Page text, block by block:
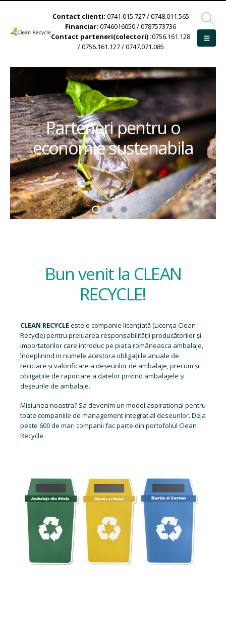
Contact clienti: 0741.015.727 / 0748.011.565
Financiar: 0746016050 / 0787573736
Contact parteneri(colectori) :0756.161.128
/ 0756.161.127 / 0747.071.085
Parteneri pentru o
economie sustenabila
Bun venit la CLEAN
RECYCLE!
CLEAN RECYCLEeste o companie licențiată (Licența Clean
Recycle) pentru preluarea responsabilității producătorilor și
importatorilor care introduc pe piața româneasca ambalaje,
îndeplinind in numele acestora obligațiile anuale de
reciclare și valorificare a deșeurilor de ambalaje, precum și
obligațiile de raportare a datelor privind ambalajele și
deșeurile de ambalaje.
Misiunea noastra? Sa devenim un model aspirational pentru
toate companiile de management integrat al deseurilor. Deja
peste 600 de mari companii fac parte din portofoliul Clean
Recycle.